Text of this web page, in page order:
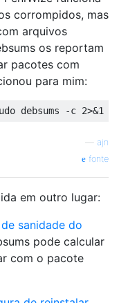
corrompidos, mas
arquivos
os reportam
pacotes com
para mim:
debsums -c 2>&1
ajn
fonte
em outro lugar:
sanidade do
pode calcular
com o pacote